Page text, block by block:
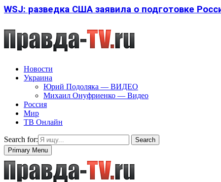
WSJ: разведка США заявила о подготовке
Новости
Украина
Юрий Подоляка — ВИДЕО
Михаил Онуфриенко — Видео
Россия
Мир
ТВ Онлайн
Search for:
Search
Primary Menu